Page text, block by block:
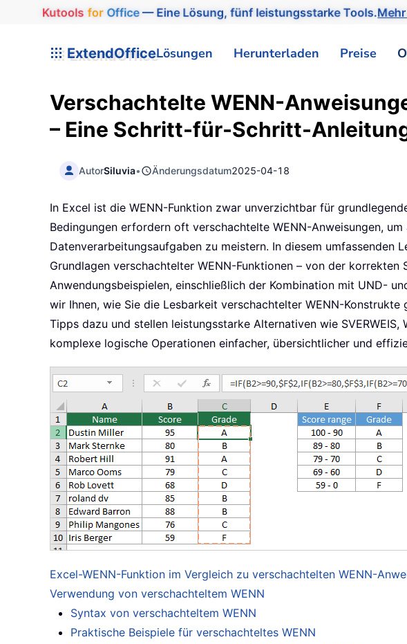
Kutools for Office— Eine Lösung, fünf leistungsstarke Tools.Mehr
ExtendOfficeLösungen Herunterladen Preise
Verschachtelte WENN-
– Eine Schritt-für-Schritt-
AutorSiluvia• Änderungsdatum2025-04-18
In Excel ist die WENN-Funktion zwar unverzichtbar für
Bedingungen erfordern oft verschachtelte WENN-Anweisungen, um
Datenverarbeitungsaufgaben zu meistern. In diesem umfassenden
Grundlagen verschachtelter WENN-Funktionen – von der korrekten
Anwendungsbeispielen, einschließlich der Kombination mit UND-
wir Ihnen, wie Sie die Lesbarkeit verschachtelter WENN-
Tipps dazu und stellen leistungsstarke Alternativen wie SVERWEIS,
komplexe logische Operationen einfacher, übersichtlicher und
Excel-WENN-Funktion im Vergleich zu verschachtelten WENN-
Verwendung von verschachteltem WENN
Syntax von verschachteltem WENN
Praktische Beispiele für verschachteltes WENN